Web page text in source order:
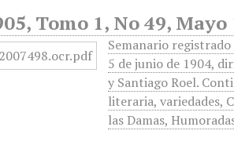
Tomo 1, No 49, Mayo
Semanario
5 de junio de 1904,
y Santiago Roel.
literaria, variedades,
las Damas,